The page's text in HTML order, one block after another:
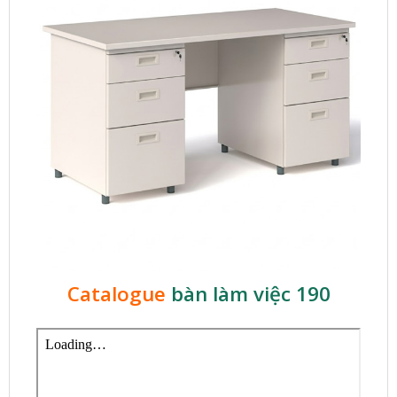
Catalogue bàn làm việc 190